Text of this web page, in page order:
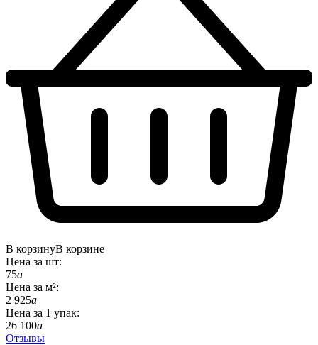
В корзинуВ корзине
Цена за шт:
75a
Цена за м²:
2 925a
Цена за 1 упак:
26 100a
Отзывы